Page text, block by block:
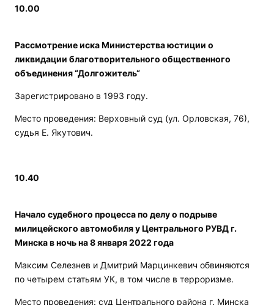
10.00
Рассмотрение иска Министерства юстиции о
ликвидации благотворительного общественного
объединения “Долгожитель“
Зарегистрировано в 1993 году.
Место проведения: Верховный суд (ул. Орловская, 76),
судья Е. Якутович.
10.40
Начало судебного процесса по делу о подрыве
милицейского автомобиля у Центрального РУВД г.
Минска в ночь на 8 января 2022 года
Максим Селезнев и Дмитрий Марцинкевич обвиняются
по четырем статьям УК, в том числе в терроризме.
Место проведения: суд Центрального района г. Минска